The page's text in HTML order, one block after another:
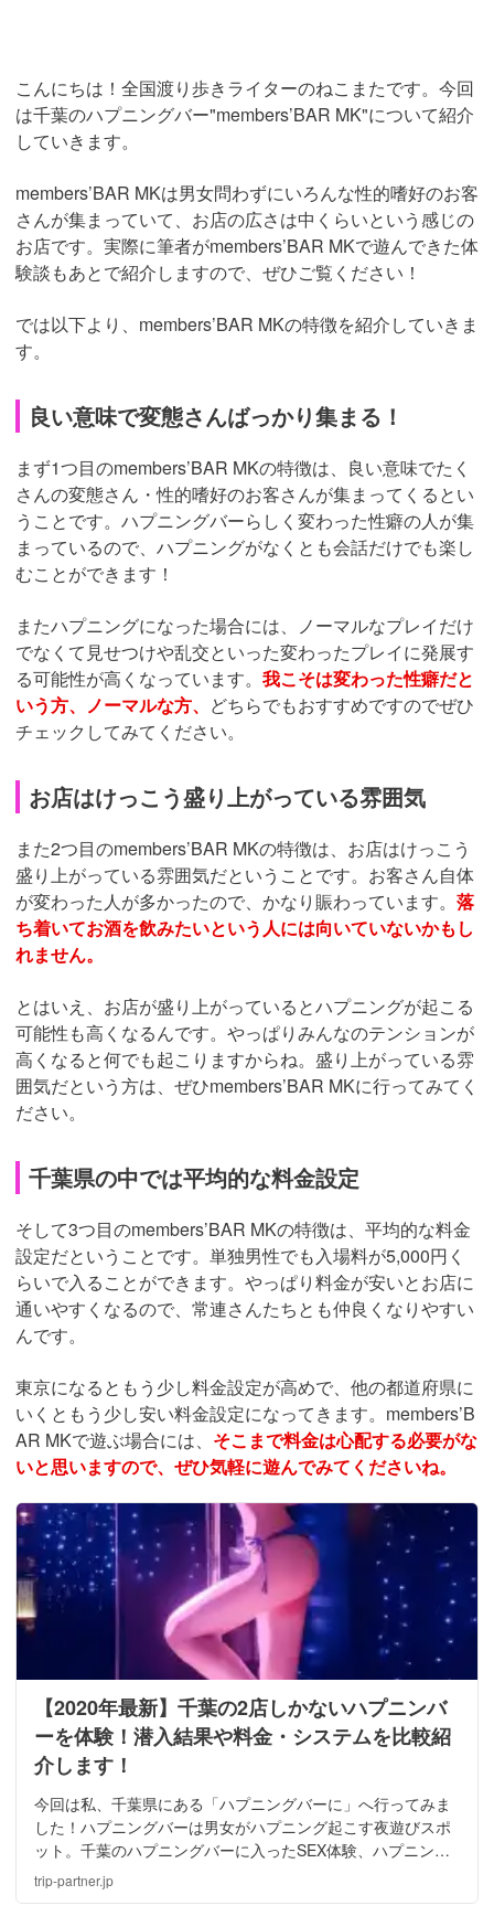
こんにちは！全国渡り歩きライターのねこまたです。今回
は千葉のハプニングバー"members’BAR MK"について紹介
していきます。
members’BAR MKは男女問わずにいろんな性的嗜好のお客
さんが集まっていて、お店の広さは中くらいという感じの
お店です。実際に筆者がmembers’BAR MKで遊んできた体
験談もあとで紹介しますので、ぜひご覧ください！
では以下より、members’BAR MKの特徴を紹介していきま
す。
良い意味で変態さんばっかり集まる！
まず1つ目のmembers’BAR MKの特徴は、良い意味でたく
さんの変態さん・性的嗜好のお客さんが集まってくるとい
うことです。ハプニングバーらしく変わった性癖の人が集
まっているので、ハプニングがなくとも会話だけでも楽し
むことができます！
またハプニングになった場合には、ノーマルなプレイだけ
でなくて見せつけや乱交といった変わったプレイに発展す
る可能性が高くなっています。 我こそは変わった性癖だと
いう方、ノーマルな方、 どちらでもおすすめですのでぜひ
チェックしてみてください。
お店はけっこう盛り上がっている雰囲気
また2つ目のmembers’BAR MKの特徴は、お店はけっこう
盛り上がっている雰囲気だということです。お客さん自体
が変わった人が多かったので、かなり賑わっています。 落
ち着いてお酒を飲みたいという人には向いていないかもし
れません。
とはいえ、お店が盛り上がっているとハプニングが起こる
可能性も高くなるんです。やっぱりみんなのテンションが
高くなると何でも起こりますからね。盛り上がっている雰
囲気だという方は、ぜひmembers’BAR MKに行ってみてく
ださい。
千葉県の中では平均的な料金設定
そして3つ目のmembers’BAR MKの特徴は、平均的な料金
設定だということです。単独男性でも入場料が5,000円く
らいで入ることができます。やっぱり料金が安いとお店に
通いやすくなるので、常連さんたちとも仲良くなりやすい
んです。
東京になるともう少し料金設定が高めで、他の都道府県に
いくともう少し安い料金設定になってきます。members’B
AR MKで遊ぶ場合には、 そこまで料金は心配する必要がな
いと思いますので、ぜひ気軽に遊んでみてくださいね。
【2020年最新】千葉の2店しかないハプニンバ
ーを体験！潜入結果や料金・システムを比較紹
介します！
今回は私、千葉県にある「ハプニングバーに」へ行ってみま
した！ハプニングバーは男女がハプニング起こす夜遊びスポ
ット。千葉のハプニングバーに入ったSEX体験、ハプニング
についてのアドバイス、女性の気になる料金などを紹介しま
trip-partner.jp